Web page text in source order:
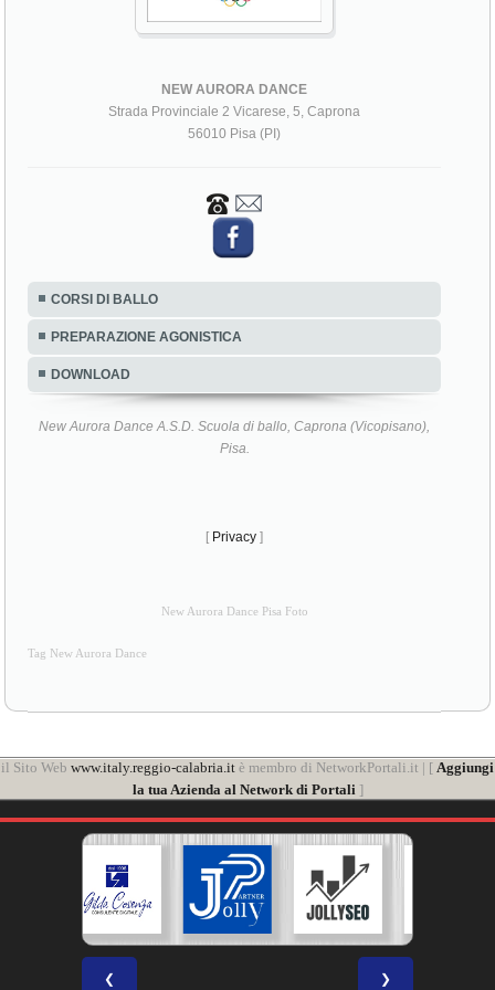
NEW AURORA DANCE
Strada Provinciale 2 Vicarese, 5, Caprona
56010 Pisa (PI)
CORSI DI BALLO
PREPARAZIONE AGONISTICA
DOWNLOAD
New Aurora Dance A.S.D. Scuola di ballo, Caprona (Vicopisano),
Pisa.
[ Privacy ]
New Aurora Dance Pisa Foto
Tag New Aurora Dance
il Sito Web www.italy.reggio-calabria.it è membro di NetworkPortali.it | [ Aggiungi
la tua Azienda al Network di Portali ]
❮ ❯